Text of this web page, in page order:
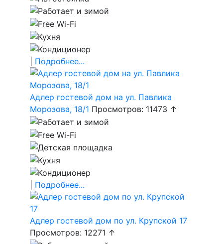
Подробнее...
Адлер гостевой дом на ул. Павлика
Морозова, 18/1 Просмотров: 11473 ↑
Подробнее...
Адлер гостевой дом по ул. Крупской 17
Просмотров: 12271 ↑